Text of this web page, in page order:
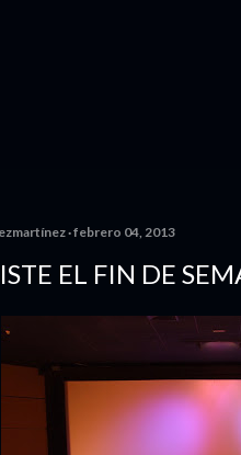
febrero 04, 2013
EL FIN DE